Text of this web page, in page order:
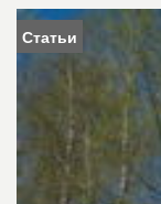
Статьи